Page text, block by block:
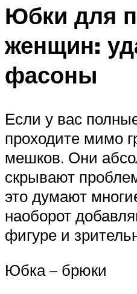
Юбки для
женщин:
фасоны
Если у вас
проходите мимо
мешков. Они
скрывают
это думают
наоборот
фигуре и
Юбка – брюки